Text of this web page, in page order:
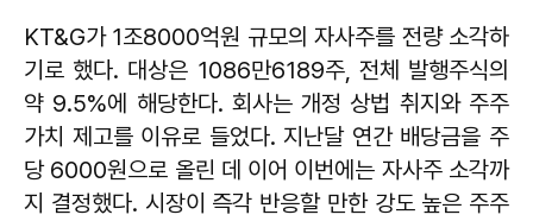
기
KT&G가 1조8000억원 규모의 자사주를 전량 소각하
기로 했다. 대상은 1086만6189주, 전체 발행주식의
약 9.5%에 해당한다. 회사는 개정 상법 취지와 주주
가치 제고를 이유로 들었다. 지난달 연간 배당금을 주
당 6000원으로 올린 데 이어 이번에는 자사주 소각까
지 결정했다. 시장이 즉각 반응할 만한 강도 높은 주주